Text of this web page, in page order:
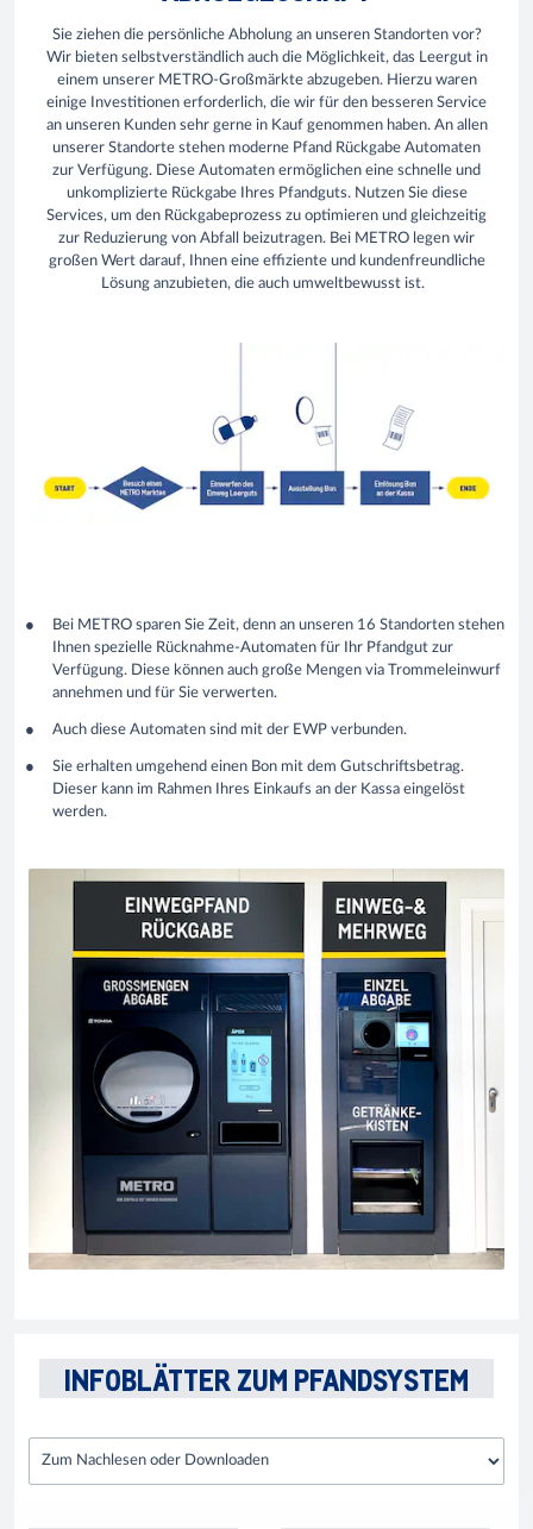
Sie ziehen die persönliche Abholung an unseren Standorten vor?
Wir bieten selbstverständlich auch die Möglichkeit, das Leergut in
einem unserer METRO-Großmärkte abzugeben. Hierzu waren
einige Investitionen erforderlich, die wir für den besseren Service
an unseren Kunden sehr gerne in Kauf genommen haben. An allen
unserer Standorte stehen moderne Pfand Rückgabe Automaten
zur Verfügung. Diese Automaten ermöglichen eine schnelle und
unkomplizierte Rückgabe Ihres Pfandguts. Nutzen Sie diese
Services, um den Rückgabeprozess zu optimieren und gleichzeitig
zur Reduzierung von Abfall beizutragen. Bei METRO legen wir
großen Wert darauf, Ihnen eine effiziente und kundenfreundliche
Lösung anzubieten, die auch umweltbewusst ist.
Bei METRO sparen Sie Zeit, denn an unseren 16 Standorten stehen
Ihnen spezielle Rücknahme-Automaten für Ihr Pfandgut zur
Verfügung. Diese können auch große Mengen via Trommeleinwurf
annehmen und für Sie verwerten.
Auch diese Automaten sind mit der EWP verbunden.
Sie erhalten umgehend einen Bon mit dem Gutschriftsbetrag.
Dieser kann im Rahmen Ihres Einkaufs an der Kassa eingelöst
werden.
INFOBLÄTTER ZUM PFANDSYSTEM